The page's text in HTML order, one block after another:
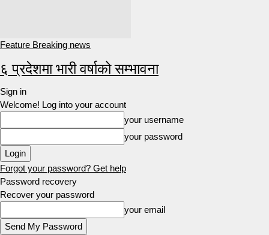
Feature Breaking news
६ प्रदेशमा भारी वर्षाको सम्भावना
Sign in
Welcome! Log into your account
your username
your password
Forgot your password? Get help
Password recovery
Recover your password
your email